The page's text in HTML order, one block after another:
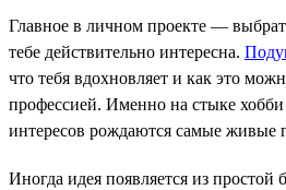
Главное в личном проекте —
тебе действительно интересна.
что тебя вдохновляет и как это
профессией. Именно на стыке
интересов рождаются самые живые
Иногда идея появляется из простой